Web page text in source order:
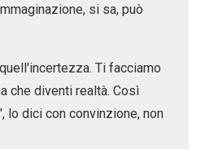
si sa, può
Ti facciamo
che diventi realtà. Così
lo dici con convinzione, non